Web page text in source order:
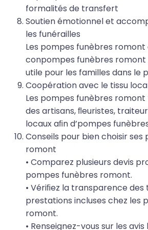
formalités de transfert
Soutien émotionnel et
les funérailles
Les pompes funèbres
conpompes funèbres romont
utile pour les familles dans le
Coopération avec le tissu
Les pompes funèbres
des artisans, ﬂeuristes,
locaux aﬁn d’pompes
Conseils pour bien choisir
romont
• Comparez plusieurs devis
pompes funèbres romont.
• Vériﬁez la transparence des
prestations incluses chez les
romont.
• Renseignez-vous sur les